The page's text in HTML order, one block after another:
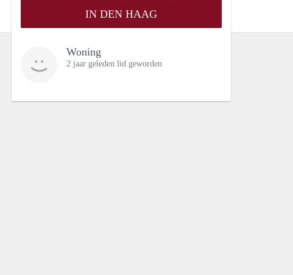
IN DEN HAAG
Woning
2 jaar geleden lid geworden